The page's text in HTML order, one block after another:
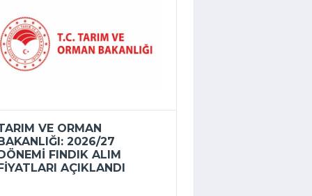
VE ORMAN
2026/27
FINDIK ALIM
AÇIKLANDI